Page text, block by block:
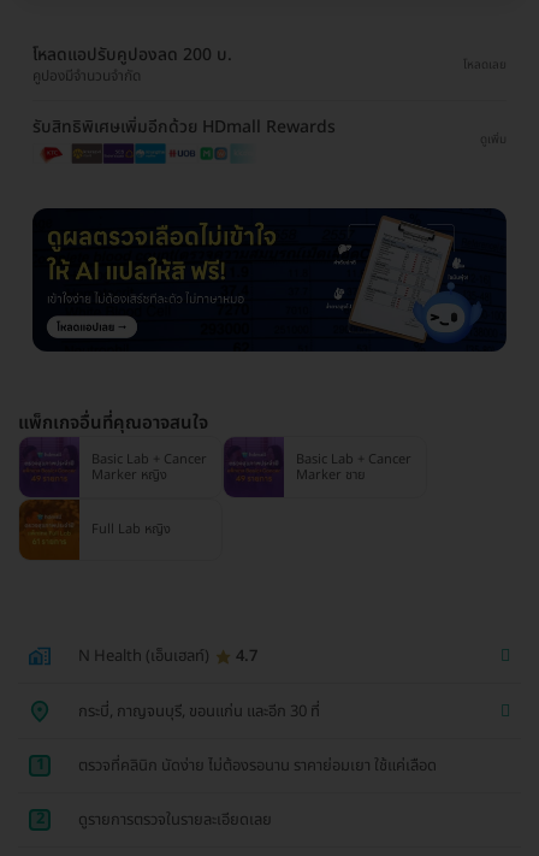
โหลดแอปรับคูปองลด 200 บ.
คูปองมีจำนวนจำกัด
โหลดเลย
รับสิทธิพิเศษเพิ่มอีกด้วย HDmall Rewards
ดูเพิ่ม
แพ็กเกจอื่นที่คุณอาจสนใจ
Basic Lab + Cancer
Marker หญิง
Basic Lab + Cancer
Marker ชาย
Full Lab หญิง
N Health (เอ็นเฮลท์) 4.7
กระบี่, กาญจนบุรี, ขอนแก่น และอีก 30 ที่
1 ตรวจที่คลินิก นัดง่าย ไม่ต้องรอนาน ราคาย่อมเยา ใช้แค่เลือด
2 ดูรายการตรวจในรายละเอียดเลย